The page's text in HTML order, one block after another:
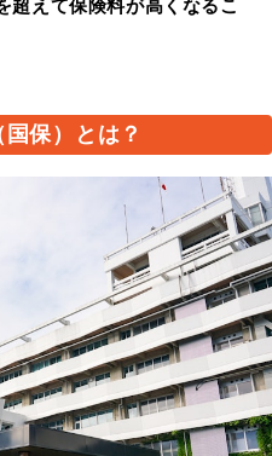
超えて保険料が高くなるこ
保）とは？